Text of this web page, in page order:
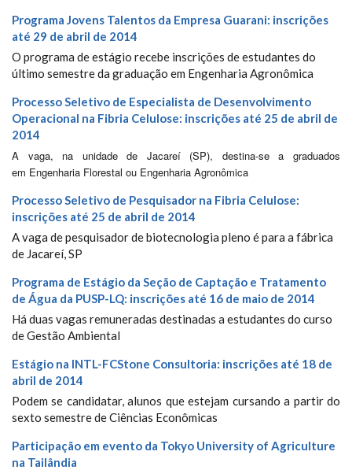
Programa Jovens Talentos da Empresa Guarani: inscrições
até 29 de abril de 2014
O programa de estágio recebe inscrições de estudantes do
último semestre da graduação em Engenharia Agronômica
Processo Seletivo de Especialista de Desenvolvimento
Operacional na Fibria Celulose: inscrições até 25 de abril de
2014
A vaga, na unidade de Jacareí (SP), destina-se a graduados
em Engenharia Florestal ou Engenharia Agronômica
Processo Seletivo de Pesquisador na Fibria Celulose:
inscrições até 25 de abril de 2014
A vaga de pesquisador de biotecnologia pleno é para a fábrica
de Jacareí, SP
Programa de Estágio da Seção de Captação e Tratamento
de Água da PUSP-LQ: inscrições até 16 de maio de 2014
Há duas vagas remuneradas destinadas a estudantes do curso
de Gestão Ambiental
Estágio na INTL-FCStone Consultoria: inscrições até 18 de
abril de 2014
Podem se candidatar, alunos que estejam cursando a partir do
sexto semestre de Ciências Econômicas
Participação em evento da Tokyo University of Agriculture
na Tailândia